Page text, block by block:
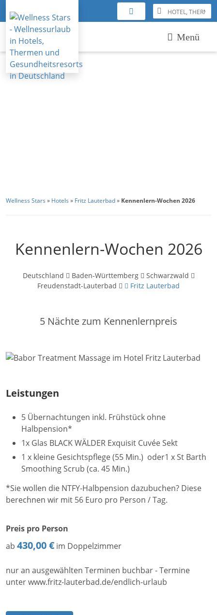
Menü
Wellness Stars » Hotels » Fritz Lauterbad» Kennenlern-Wochen 2026
Kennenlern-Wochen 2026
Deutschland Baden-Württemberg
Schwarzwald
Freudenstadt-Lauterbad
Fritz Lauterbad
5 Nächte zum Kennenlernpreis
Leistungen
5 Übernachtungen inkl. Frühstück ohne
Halbpension*
1x Glas BLACK WÄLDER Exquisit Cuvée Sekt
1 x kleine Gesichtspflege (55 Min.) oder1 x St Barth
Smoothing Scrub (ca. 45 Min.)
*Sie wollen die NTFY-Halbpension dazubuchen? Diese
berechnen wir mit 56 Euro pro Person / Tag.
Preis pro Person
ab 430,00 € im Doppelzimmer
nur an ausgewählten Terminen buchbar - Termine
unter www.fritz-lauterbad.de/endlich-urlaub